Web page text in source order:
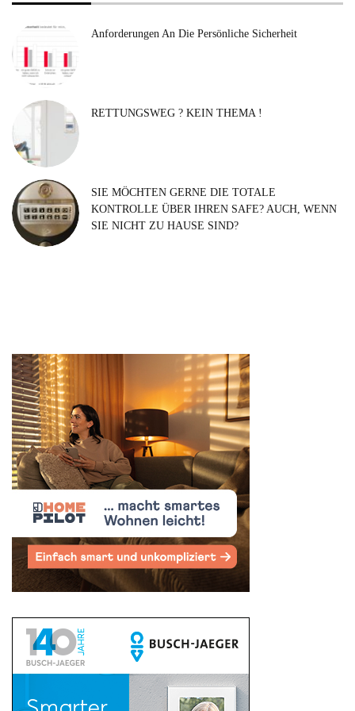
Anforderungen An Die Persönliche Sicherheit
RETTUNGSWEG ? KEIN THEMA !
SIE MÖCHTEN GERNE DIE TOTALE
KONTROLLE ÜBER IHREN SAFE? AUCH, WENN
SIE NICHT ZU HAUSE SIND?